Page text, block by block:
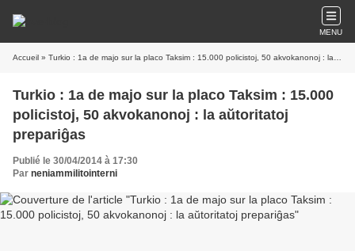
MENU
Accueil » Turkio : 1a de majo sur la placo Taksim : 15.000 policistoj, 50 akvokanonoj : la aŭtoritatoj prepariĝas
Turkio : 1a de majo sur la placo Taksim : 15.000
policistoj, 50 akvokanonoj : la aŭtoritatoj
prepariĝas
Publié le 30/04/2014 à 17:30
Par neniammilitointerni